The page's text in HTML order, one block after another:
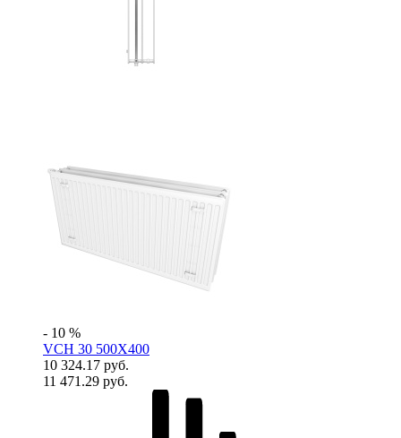
- 10 %
VCH 30 500X400
10 324.17 руб.
11 471.29 руб.